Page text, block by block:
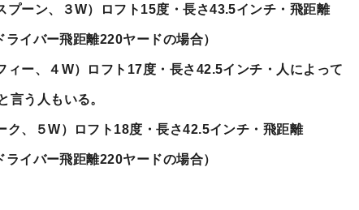
プーン、３W）ロフト15度・長さ43.5インチ・飛距離
イバー飛距離220ヤードの場合）
ィー、４W）ロフト17度・長さ42.5インチ・人によって
言う人もいる。
ク、５W）ロフト18度・長さ42.5インチ・飛距離
イバー飛距離220ヤードの場合）